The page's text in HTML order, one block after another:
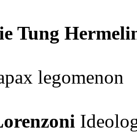
Tung
legomenon